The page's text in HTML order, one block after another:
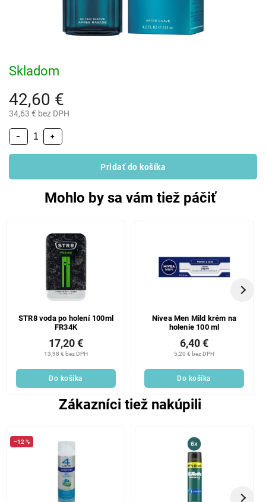
42,60 €
34,63 € bez DPH
Skladom
+
−
Pridať do košíka
Mohlo by sa vám tiež páčiť
STR8 voda po holení 100ml
FR34K
13,98 € bez DPH
17,20 €
Do košíka
Nivea Men Mild krém na
holenie 100 ml
5,20 € bez DPH
6,40 €
Do košíka
Zákazníci tiež nakúpili
–12 %